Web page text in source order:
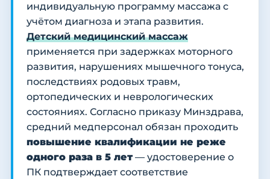
индивидуальную программу массажа с
учётом диагноза и этапа развития.
Детский медицинский массаж
применяется при задержках моторного
развития, нарушениях мышечного тонуса,
последствиях родовых травм,
ортопедических и неврологических
состояниях. Согласно приказу Минздрава,
средний медперсонал обязан проходить
повышение квалификации не реже
одного раза в 5 лет— удостоверение о
ПК подтверждает соответствие